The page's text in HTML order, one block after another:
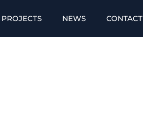
PROJECTS NEWS CONTACT